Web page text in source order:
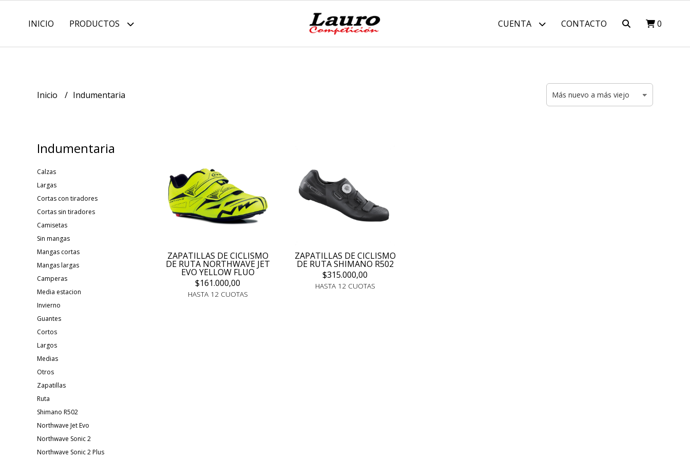
INICIO PRODUCTOS CUENTA CONTACTO 0
Inicio Indumentaria
Indumentaria
Calzas
Largas
Cortas con tiradores
Cortas sin tiradores
Camisetas
Sin mangas
Mangas cortas
Mangas largas
Camperas
Media estacion
Invierno
Guantes
Cortos
Largos
Medias
Otros
Zapatillas
Ruta
Shimano R502
Northwave Jet Evo
Northwave Sonic 2
Northwave Sonic 2 Plus
ZAPATILLAS DE CICLISMO
DE RUTA NORTHWAVE JET
EVO YELLOW FLUO
$161.000,00
HASTA 12 CUOTAS
ZAPATILLAS DE CICLISMO
DE RUTA SHIMANO R502
$315.000,00
HASTA 12 CUOTAS